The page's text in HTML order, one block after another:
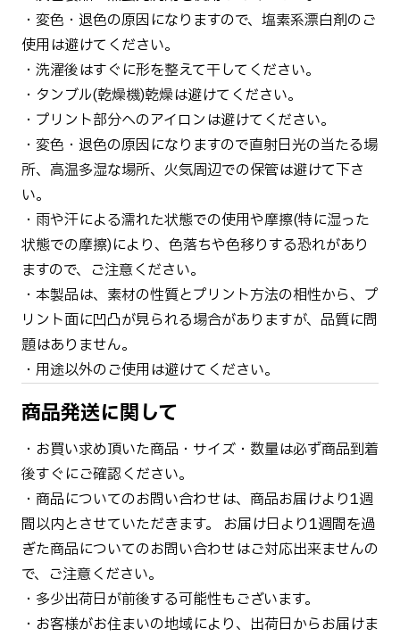
・変色・退色の原因になりますので、塩素系漂白剤のご
使用は避けてください。
・洗濯後はすぐに形を整えて干してください。
・タンブル(乾燥機)乾燥は避けてください。
・プリント部分へのアイロンは避けてください。
・変色・退色の原因になりますので直射日光の当たる場
所、高温多湿な場所、火気周辺での保管は避けて下さ
い。
・雨や汗による濡れた状態での使用や摩擦(特に湿った
状態での摩擦)により、色落ちや色移りする恐れがあり
ますので、ご注意ください。
・本製品は、素材の性質とプリント方法の相性から、プ
リント面に凹凸が見られる場合がありますが、品質に問
題はありません。
・用途以外のご使用は避けてください。
商品発送に関して
・お買い求め頂いた商品・サイズ・数量は必ず商品到着
後すぐにご確認ください。
・商品についてのお問い合わせは、商品お届けより1週
間以内とさせていただきます。 お届け日より1週間を過
ぎた商品についてのお問い合わせはご対応出来ませんの
で、ご注意ください。
・多少出荷日が前後する可能性もございます。
・お客様がお住まいの地域により、出荷日からお届けま